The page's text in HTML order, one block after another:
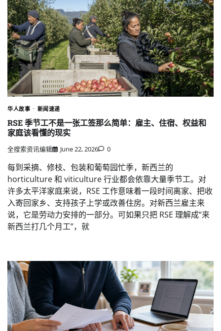
华人故事 新闻速递
RSE 季节工不是一张工签那么简单：雇主、住宿、权益和
家庭该看懂的现实
全搜索资讯编辑 June 22, 2026 0
每到采摘、修枝、包装和葡萄园忙季，新西兰的
horticulture 和 viticulture 行业都会依靠大量季节工。对
许多太平洋家庭来说，RSE 工作意味着一段时间离家、把收
入寄回家乡、支持孩子上学或改善住房。对新西兰雇主来
说，它是劳动力安排的一部分。可如果只把 RSE 理解成“来
新西兰打几个月工”，就